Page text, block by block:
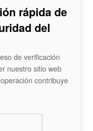
rápida de
del
de verificación
nuestro sitio web
contribuye